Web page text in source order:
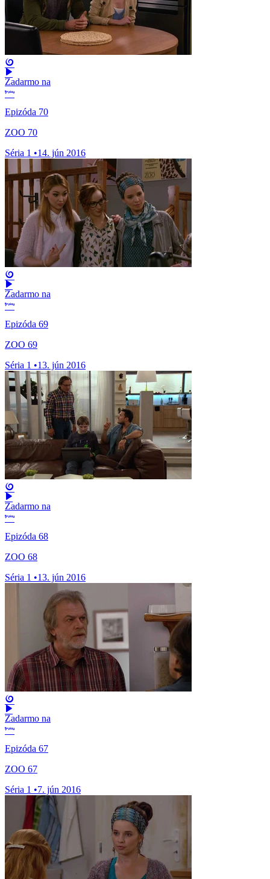
Zadarmo na
Epizóda 70
ZOO 70
Séria 1 •14. jún 2016
Zadarmo na
Epizóda 69
ZOO 69
Séria 1 •13. jún 2016
Zadarmo na
Epizóda 68
ZOO 68
Séria 1 •13. jún 2016
Zadarmo na
Epizóda 67
ZOO 67
Séria 1 •7. jún 2016